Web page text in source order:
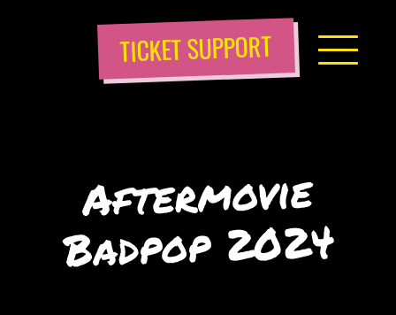
TICKET SUPPORT
Aftermovie
Badpop 2024